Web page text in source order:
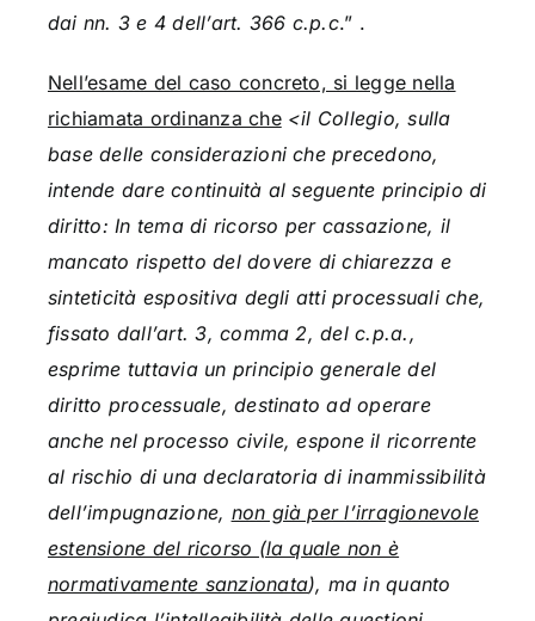
dai nn. 3 e 4 dell’art. 366 c.p.c.” .
Nell’esame del caso concreto, si legge nella
richiamata ordinanza che<il Collegio, sulla
base delle considerazioni che precedono,
intende dare continuità al seguente principio di
diritto: In tema di ricorso per cassazione, il
mancato rispetto del dovere di chiarezza e
sinteticità espositiva degli atti processuali che,
fissato dall’art. 3, comma 2, del c.p.a.,
esprime tuttavia un principio generale del
diritto processuale, destinato ad operare
anche nel processo civile, espone il ricorrente
al rischio di una declaratoria di inammissibilità
dell’impugnazione, non già per l’irragionevole
estensione del ricorso (la quale non è
normativamente sanzionata), ma in quanto